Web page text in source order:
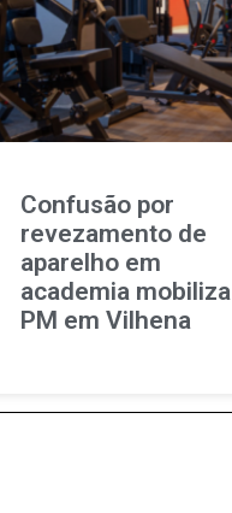
Confusão por
revezamento de
aparelho em
academia mobiliza
PM em Vilhena